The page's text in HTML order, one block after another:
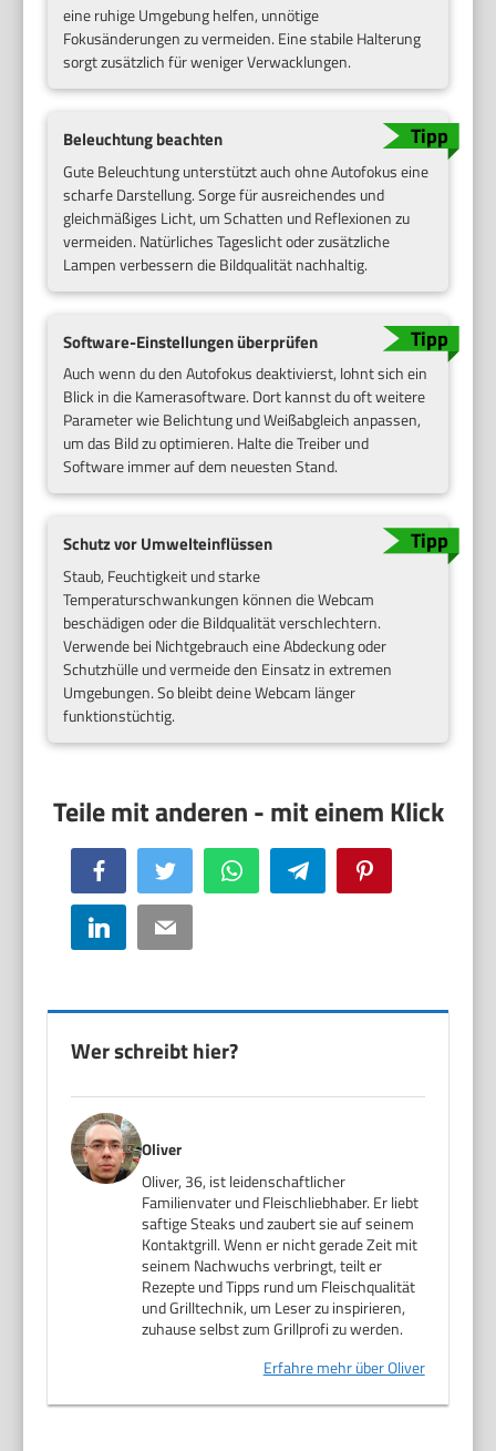
eine ruhige Umgebung helfen, unnötige
Fokusänderungen zu vermeiden. Eine stabile Halterung
sorgt zusätzlich für weniger Verwacklungen.
Beleuchtung beachten
Gute Beleuchtung unterstützt auch ohne Autofokus eine
scharfe Darstellung. Sorge für ausreichendes und
gleichmäßiges Licht, um Schatten und Reflexionen zu
vermeiden. Natürliches Tageslicht oder zusätzliche
Lampen verbessern die Bildqualität nachhaltig.
Software-Einstellungen überprüfen
Auch wenn du den Autofokus deaktivierst, lohnt sich ein
Blick in die Kamerasoftware. Dort kannst du oft weitere
Parameter wie Belichtung und Weißabgleich anpassen,
um das Bild zu optimieren. Halte die Treiber und
Software immer auf dem neuesten Stand.
Schutz vor Umwelteinflüssen
Staub, Feuchtigkeit und starke
Temperaturschwankungen können die Webcam
beschädigen oder die Bildqualität verschlechtern.
Verwende bei Nichtgebrauch eine Abdeckung oder
Schutzhülle und vermeide den Einsatz in extremen
Umgebungen. So bleibt deine Webcam länger
funktionstüchtig.
Facebook Twitter WhatsApp Telegram
LinkedIn Email
Wer schreibt hier?
Oliver
Oliver, 36, ist leidenschaftlicher
Familienvater und Fleischliebhaber. Er liebt
saftige Steaks und zaubert sie auf seinem
Kontaktgrill. Wenn er nicht gerade Zeit mit
seinem Nachwuchs verbringt, teilt er
Rezepte und Tipps rund um Fleischqualität
und Grilltechnik, um Leser zu inspirieren,
zuhause selbst zum Grillprofi zu werden.
Erfahre mehr über Oliver